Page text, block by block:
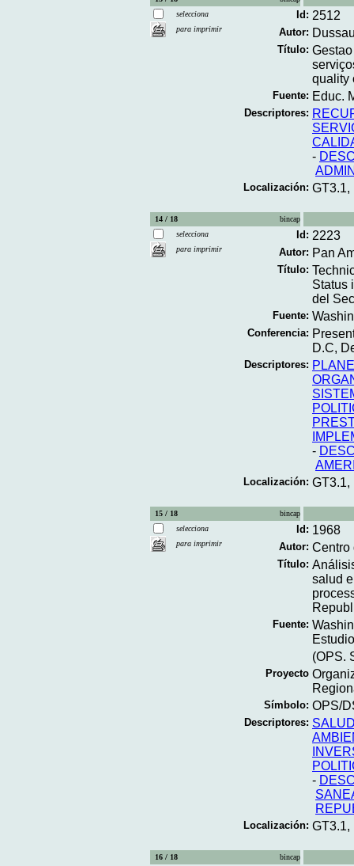
selecciona
para imprimir
Id: 2512
Autor:
Título:
quality
Fuente: Educ.
Descriptores:
-
Localización: GT3.1,
14 / 18
bincap
selecciona
para imprimir
Id: 2223
Autor: Pan
Título:
Status
del
Fuente:
Conferencia:
D.C,
Descriptores:
-
Localización: GT3.1,
15 / 18
bincap
selecciona
para imprimir
Id: 1968
Autor: Centro
Título:
salud
Fuente:
(OPS.
Proyecto
Símbolo: OPS/
Descriptores:
-
Localización: GT3.1,
16 / 18
bincap